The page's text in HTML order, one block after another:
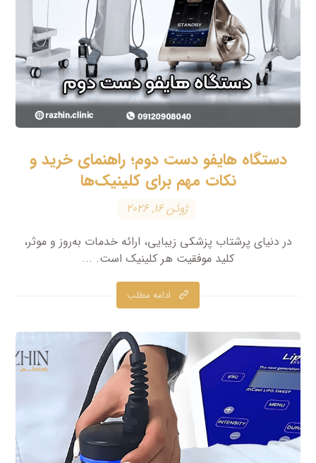
دستگاه هایفو دست دوم؛ راهنمای خرید و
نکات مهم برای کلینیک‌ها
ژوئن ۱۶, ۲۰۲۶
در دنیای پرشتاب پزشکی زیبایی، ارائه خدمات به‌روز و موثر،
کلید موفقیت هر کلینیک است. ...
ادامه مطلب